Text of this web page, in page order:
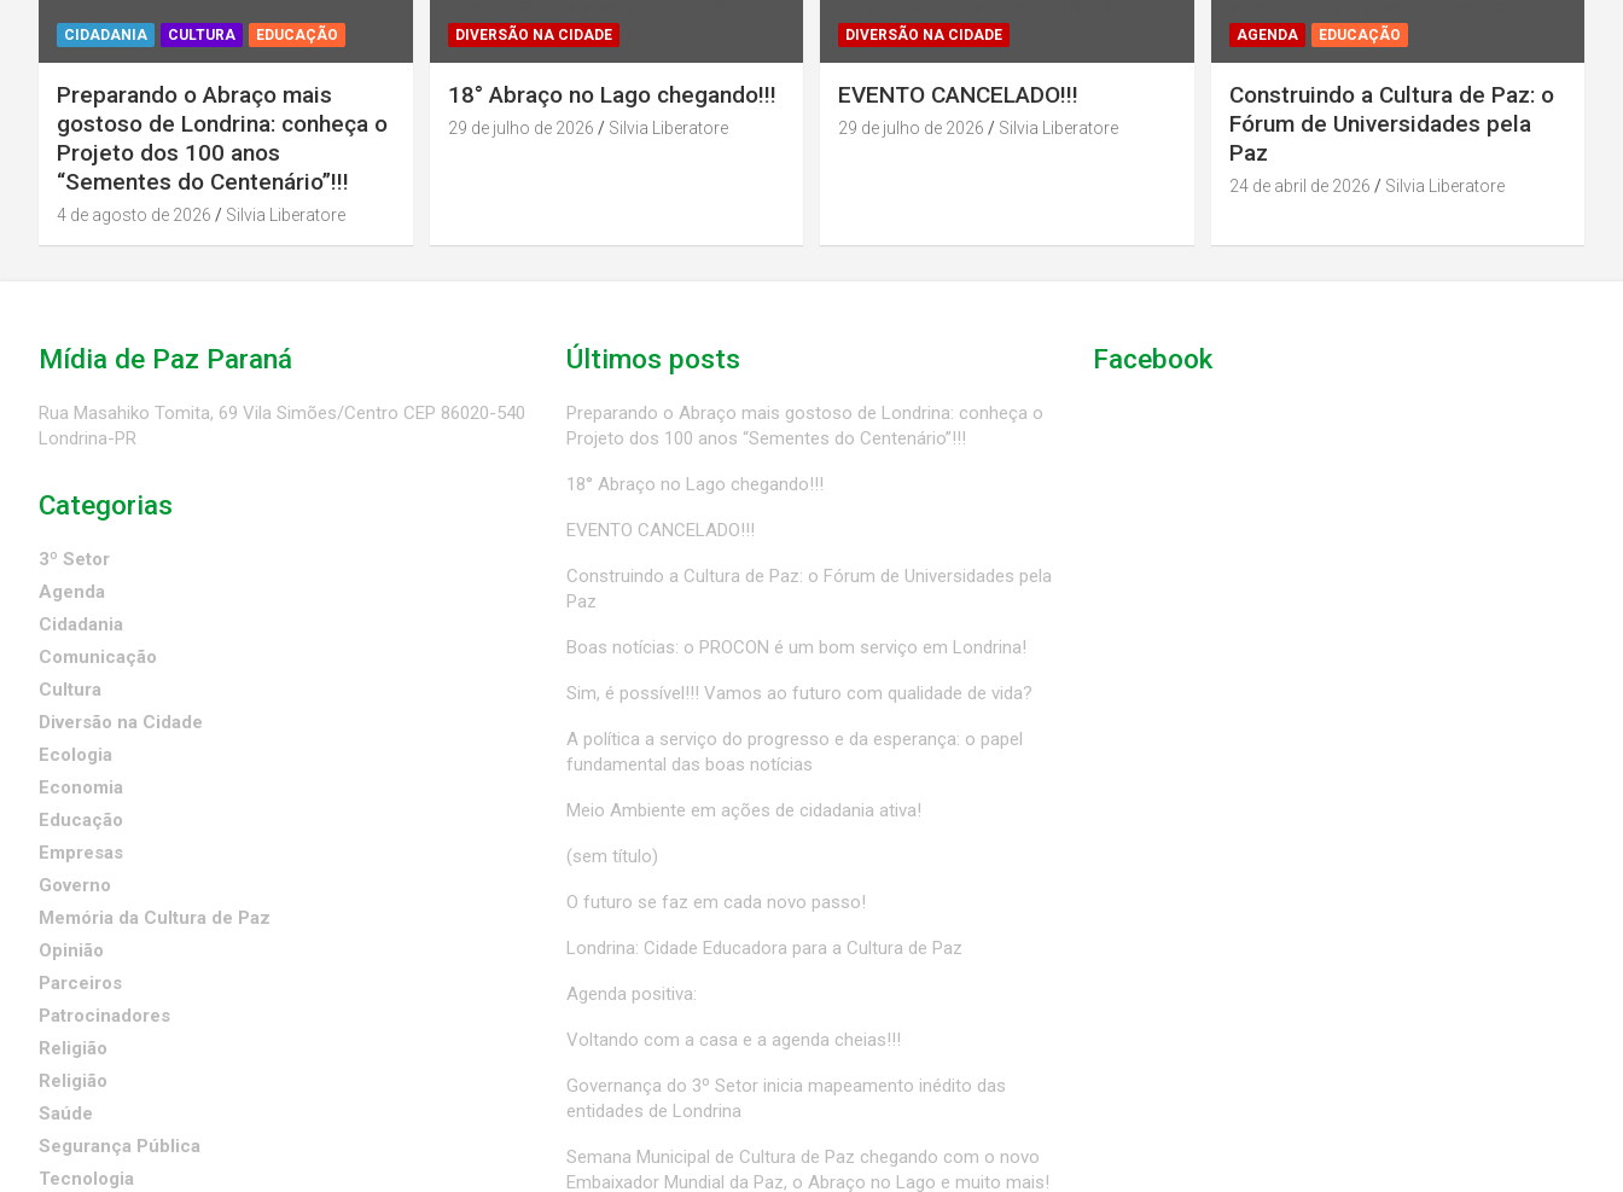
CIDADANIA CULTURA EDUCAÇÃO
Preparando o Abraço mais
gostoso de Londrina: conheça o
Projeto dos 100 anos
“Sementes do Centenário”!!!
4 de agosto de 2026 Silvia Liberatore
DIVERSÃO NA CIDADE
18° Abraço no Lago chegando!!!
29 de julho de 2026 Silvia Liberatore
DIVERSÃO NA CIDADE
EVENTO CANCELADO!!!
29 de julho de 2026 Silvia Liberatore
AGENDA EDUCAÇÃO
Construindo a Cultura de Paz: o
Fórum de Universidades pela
Paz
24 de abril de 2026 Silvia Liberatore
Mídia de Paz Paraná
Rua Masahiko Tomita, 69 Vila Simões/Centro CEP 86020-540
Londrina-PR
Categorias
3º Setor
Agenda
Cidadania
Comunicação
Cultura
Diversão na Cidade
Ecologia
Economia
Educação
Empresas
Governo
Memória da Cultura de Paz
Opinião
Parceiros
Patrocinadores
Religião
Religião
Saúde
Segurança Pública
Tecnologia
Últimos posts
Preparando o Abraço mais gostoso de Londrina: conheça o
Projeto dos 100 anos “Sementes do Centenário”!!!
18° Abraço no Lago chegando!!!
EVENTO CANCELADO!!!
Construindo a Cultura de Paz: o Fórum de Universidades pela
Paz
Boas notícias: o PROCON é um bom serviço em Londrina!
Sim, é possível!!! Vamos ao futuro com qualidade de vida?
A política a serviço do progresso e da esperança: o papel
fundamental das boas notícias
Meio Ambiente em ações de cidadania ativa!
(sem título)
O futuro se faz em cada novo passo!
Londrina: Cidade Educadora para a Cultura de Paz
Agenda positiva:
Voltando com a casa e a agenda cheias!!!
Governança do 3º Setor inicia mapeamento inédito das
entidades de Londrina
Semana Municipal de Cultura de Paz chegando com o novo
Embaixador Mundial da Paz, o Abraço no Lago e muito mais!
Facebook